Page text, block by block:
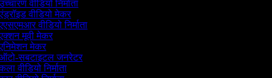
वीडियो निर्माता
वीडियो मेकर
वीडियो निर्माता
मूवी मेकर
मेकर
सबटाइटल जनरेटर
वीडियो निर्माता